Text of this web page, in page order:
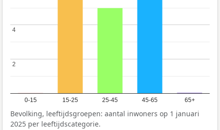
0-15 15-25 25-45 45-65 65+
2
2
4
4
Bevolking, leeftijdsgroepen: aantal inwoners op 1 januari
2025 per leeftijdscategorie.